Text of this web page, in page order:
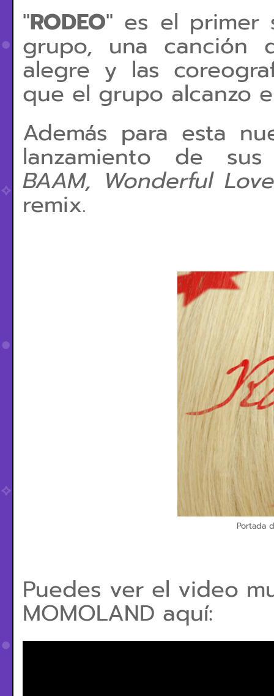
"RODEO" es el primer
grupo, una canción
alegre y las
que el grupo alcanzo
Además para esta
lanzamiento de
BAAM, Wonderful Love
remix.
Portada
Puedes ver el video
MOMOLAND aquí: